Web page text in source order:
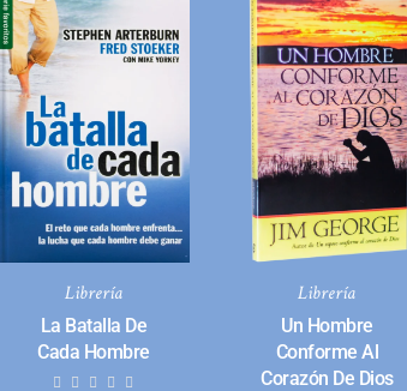
Librería
La Batalla De
Cada Hombre
Librería
Un Hombre
Conforme Al
Corazón De Dios